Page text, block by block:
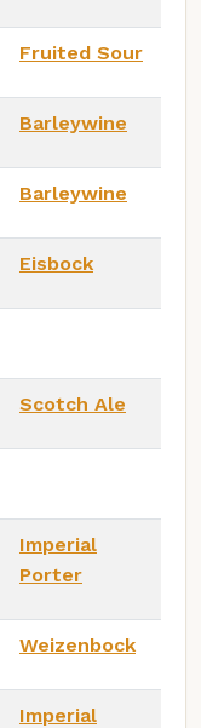
Fruited Sour
Barleywine
Barleywine
Eisbock
Scotch Ale
Imperial
Porter
Weizenbock
Imperial